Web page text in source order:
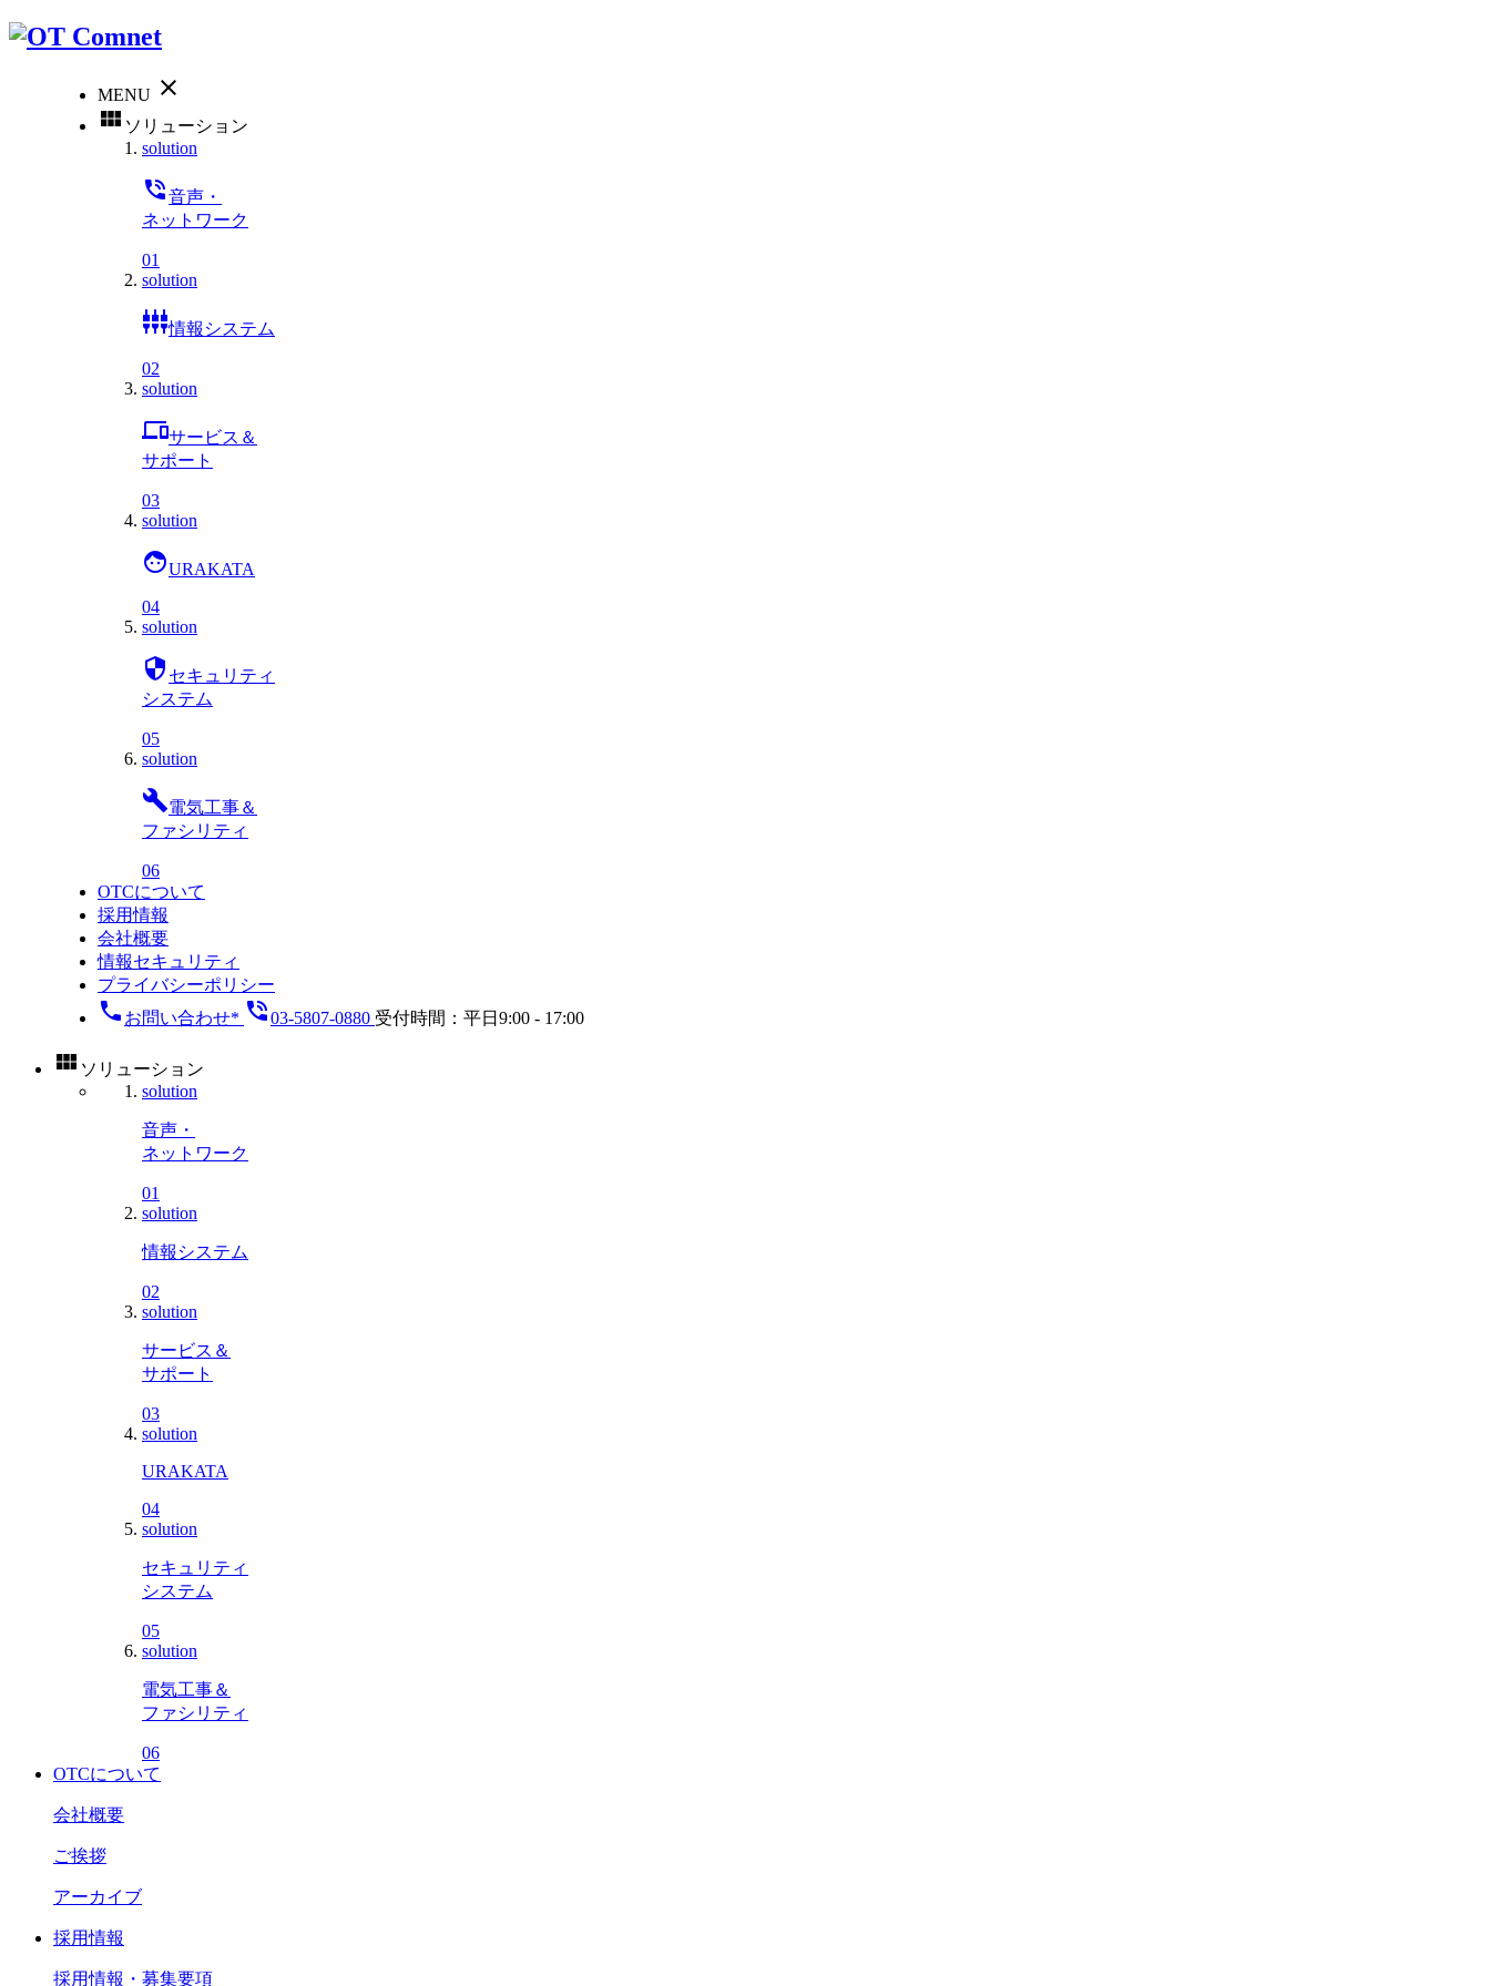
MENU close
view_module ソリューション
solution
phone_in_talk音声・
ネットワーク
01
solution
settings_input_component情報システム
02
solution
phonelinkサービス＆
サポート
03
solution
faceURAKATA
04
solution
security セキュリティ
システム
05
solution
build電気工事＆
ファシリティ
06
OTCについて
採用情報
会社概要
情報セキュリティ
プライバシーポリシー
phone お問い合わせ* phone_in_talk03-5807-0880 受付時間：平日9:00 - 17:00
view_module ソリューション
solution
音声・
ネットワーク
01
solution
情報システム
02
solution
サービス＆
サポート
03
solution
URAKATA
04
solution
セキュリティ
システム
05
solution
電気工事＆
ファシリティ
06
OTCについて
会社概要
ご挨拶
アーカイブ
採用情報
採用情報・募集要項